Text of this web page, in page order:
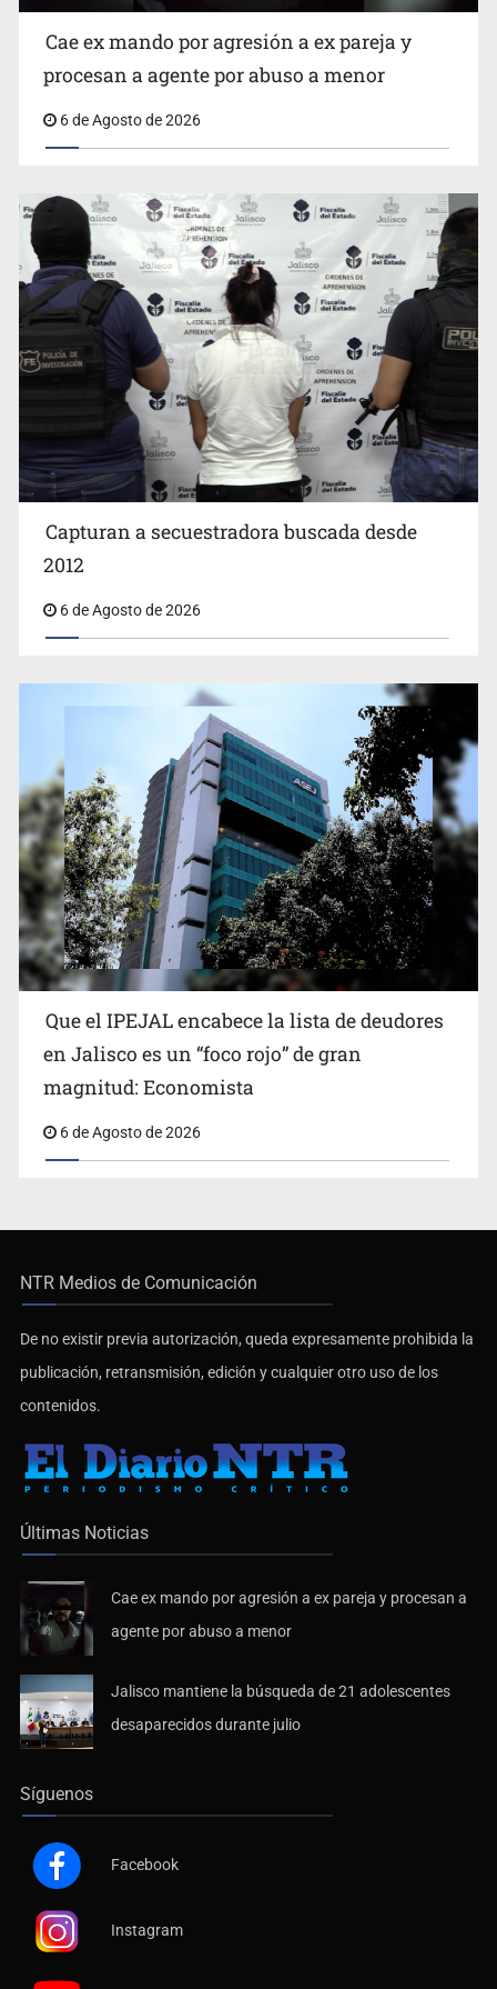
Critican inoperancia de la ASEJ para recuperar fondos
públicos
Cae ex mando por agresión a ex pareja y procesan a
agente por abuso a menor
Cae ex mando por agresión a ex pareja y
procesan a agente por abuso a menor
6 de Agosto de 2026
Capturan a secuestradora buscada desde
2012
6 de Agosto de 2026
Que el IPEJAL encabece la lista de deudores
en Jalisco es un “foco rojo” de gran
magnitud: Economista
6 de Agosto de 2026
NTR Medios de Comunicación
De no existir previa autorización, queda expresamente prohibida la
publicación, retransmisión, edición y cualquier otro uso de los
contenidos.
Últimas Noticias
Cae ex mando por agresión a ex pareja y procesan a
agente por abuso a menor
Jalisco mantiene la búsqueda de 21 adolescentes
desaparecidos durante julio
Síguenos
Facebook
Instagram